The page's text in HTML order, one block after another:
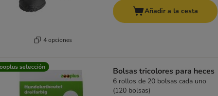
4 opciones
Añadir a la cesta
selección Bolsas tricolores para heces
6 rollos de 20 bolsas cada uno
(120 bolsas)